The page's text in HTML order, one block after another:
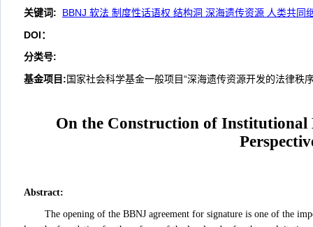
关键词:
BBNJ 软法 制度性话语权 结构洞 深海遗传资源 人类共同
DOI：
分类号:
基金项目:国家社会科学基金一般项目“深海遗传资源开发的法律
On the Construction of
Abstract:
The opening of the BBNJ agreement for signature is one of the